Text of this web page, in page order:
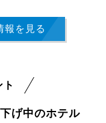
報を見る
げ中のホテル